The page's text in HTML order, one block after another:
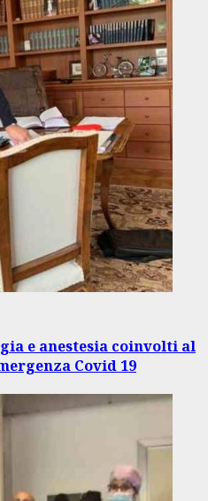
e anestesia coinvolti al
Covid 19